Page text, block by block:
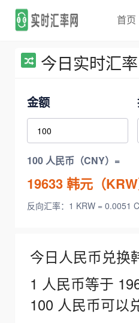
首页
今日实时汇率
金额
100 人民币（CNY）=
19633韩元（KRW
反向汇率：1 KRW = 0.0051
今日人民币兑换
1 人民币等于
100 人民币可以